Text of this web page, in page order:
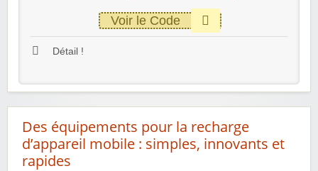
Voir le Code
Détail !
Des équipements pour la recharge
d’appareil mobile : simples, innovants et
rapides